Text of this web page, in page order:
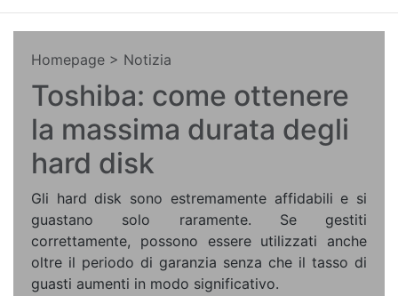
Homepage > Notizia
Toshiba: come ottenere
la massima durata degli
hard disk
Gli hard disk sono estremamente affidabili e si
guastano solo raramente. Se gestiti
correttamente, possono essere utilizzati anche
oltre il periodo di garanzia senza che il tasso di
guasti aumenti in modo significativo.